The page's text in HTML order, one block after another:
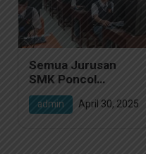
Semua Jurusan
SMK Poncol
Berhasil Capai
Kelulusan 100%
admin April 30, 2025